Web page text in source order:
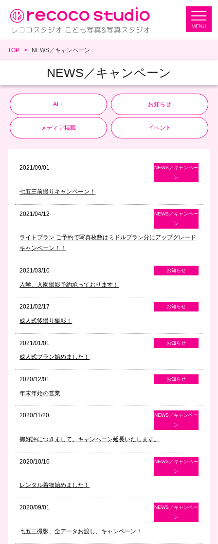
TOP NEWS／キャンペーン
NEWS／キャンペーン
ALL お知らせ
メディア掲載 イベント
2021/09/01
NEWS／キャンペー
ン
七五三前撮りキャンペーン！
2021/04/12
NEWS／キャンペー
ン
ライトプラン ご予約で写真枚数はミドルプラン分にアップグレード
キャンペーン！！
2021/03/10 お知らせ
入学、入園撮影予約承っております！
2021/02/17 お知らせ
成人式後撮り撮影！
2021/01/01 お知らせ
成人式プラン始めました！
2020/12/01 お知らせ
年末年始の営業
2020/11/20
NEWS／キャンペー
ン
御好評につきまして。キャンペーン延長いたします。
2020/10/10
NEWS／キャンペー
ン
レンタル着物始めました！
2020/09/01
NEWS／キャンペー
ン
七五三撮影、全データお渡し、キャンペーン！